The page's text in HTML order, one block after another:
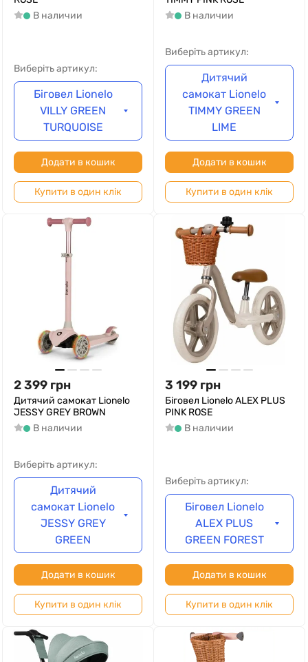
В наличии
Виберіть артикул:
Біговел Lionelo
VILLY GREEN
TURQUOISE
Додати в кошик
Купити в один клік
В наличии
Виберіть артикул:
Дитячий
самокат Lionelo
TIMMY GREEN
LIME
Додати в кошик
Купити в один клік
2 399 грн
Дитячий самокат Lionelo
JESSY GREY BROWN
В наличии
Виберіть артикул:
Дитячий
самокат Lionelo
JESSY GREY
GREEN
Додати в кошик
Купити в один клік
3 199 грн
Біговел Lionelo ALEX PLUS
PINK ROSE
В наличии
Виберіть артикул:
Біговел Lionelo
ALEX PLUS
GREEN FOREST
Додати в кошик
Купити в один клік